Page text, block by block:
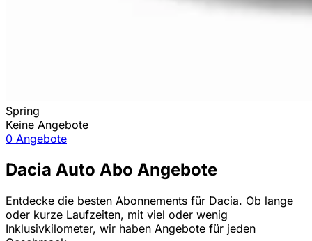
Spring
Keine Angebote
0 Angebote
Dacia Auto Abo Angebote
Entdecke die besten Abonnements für Dacia. Ob lange
oder kurze Laufzeiten, mit viel oder wenig
Inklusivkilometer, wir haben Angebote für jeden